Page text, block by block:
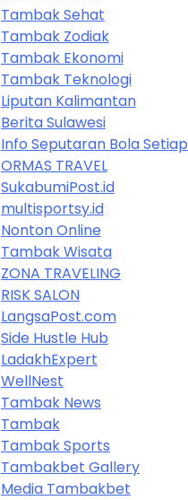
Tambak Sehat
Tambak Zodiak
Tambak Ekonomi
Tambak Teknologi
Liputan Kalimantan
Berita Sulawesi
Info Seputaran Bola
ORMAS TRAVEL
SukabumiPost.id
multisportsy.id
Nonton Online
Tambak Wisata
ZONA TRAVELING
RISK SALON
LangsaPost.com
Side Hustle Hub
LadakhExpert
WellNest
Tambak News
Tambak
Tambak Sports
Tambakbet Gallery
Media Tambakbet